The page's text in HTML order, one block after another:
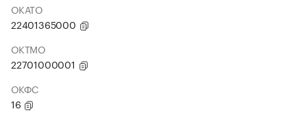
ОКАТО
22401365000
ОКТМО
22701000001
ОКФС
16